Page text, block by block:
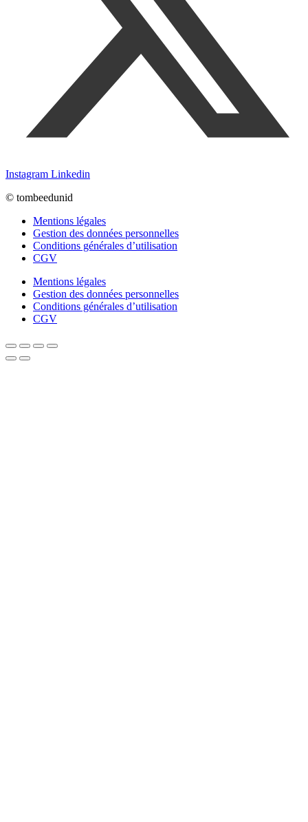
Instagram Linkedin
© tombeedunid
Mentions légales
Gestion des données personnelles
Conditions générales d’utilisation
CGV
Mentions légales
Gestion des données personnelles
Conditions générales d’utilisation
CGV